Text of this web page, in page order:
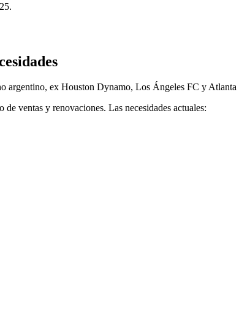
argentino, ex Houston Dynamo, Los Ángeles FC y
de ventas y renovaciones. Las necesidades actuales: